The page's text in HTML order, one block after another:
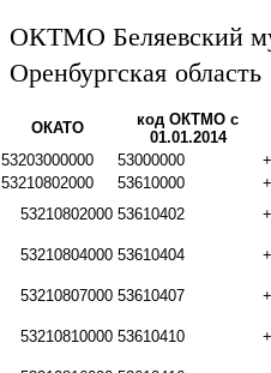
ОКТМО Беляевский
Оренбургская область
ОКАТО
код ОКТМО с
01.01.2014
53203000000
53000000 +
53210802000
53610000 +
53210802000 53610402 +
53210804000 53610404 +
53210807000 53610407 +
53210810000 53610410 +